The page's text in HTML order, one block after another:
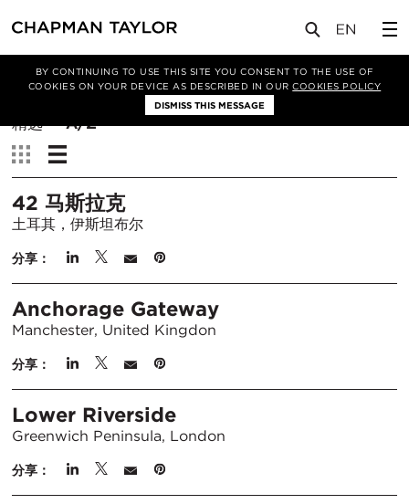
BY CONTINUING TO USE THIS SITE YOU CONSENT TO THE USE OF
COOKIES ON YOUR DEVICE AS DESCRIBED IN OURCOOKIES POLICY
DISMISS THIS MESSAGE
筛选条件
排
序
方
式：
精选
A/Z
查
看：
42 马斯拉克
土耳其，伊斯坦布尔
分享：
Anchorage Gateway
Manchester, United Kingdon
分享：
Lower Riverside
Greenwich Peninsula, London
分享：